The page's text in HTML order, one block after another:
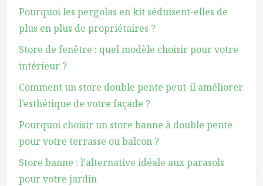
Pourquoi les pergolas en kit séduisent-elles de
plus en plus de propriétaires ?
Store de fenêtre : quel modèle choisir pour votre
intérieur ?
Comment un store double pente peut-il améliorer
l’esthétique de votre façade ?
Pourquoi choisir un store banne à double pente
pour votre terrasse ou balcon ?
Store banne : l’alternative idéale aux parasols
pour votre jardin